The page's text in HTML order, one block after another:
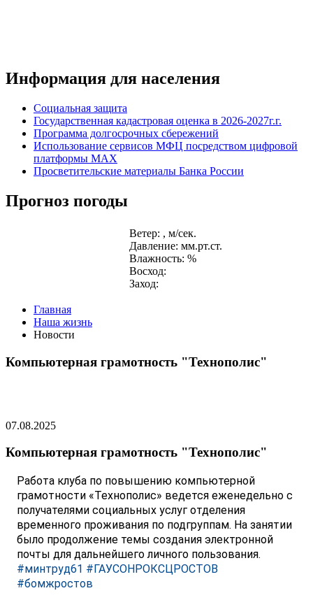
Информация для населения
Социальная защита
Государственная кадастровая оценка в 2026-2027г.г.
Программа долгосрочных сбережений
Использование сервисов МФЦ посредством цифровой
платформы MAX
Просветительские материалы Банка России
Прогноз погоды
Ветер: , м/сек.
Давление: мм.рт.ст.
Влажность: %
Восход:
Заход:
Главная
Наша жизнь
Новости
Компьютерная грамотность "Технополис"
07.08.2025
Компьютерная грамотность "Технополис"
Работа клуба по повышению компьютерной
грамотности «Технополис» ведется еженедельно с
получателями социальных услуг отделения
временного проживания по подгруппам. На занятии
было продолжение темы создания электронной
почты для дальнейшего личного пользования.
#минтруд61 #ГАУСОНРОКСЦРОСТОВ
#бомжростов